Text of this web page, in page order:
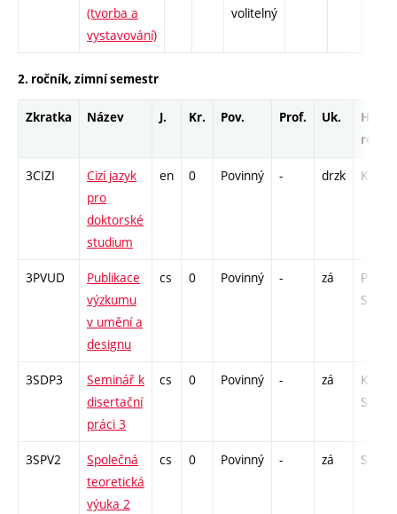
(tvorba a
vystavování)
volitelný
2. ročník, zimní semestr
Zkratka Název J. Kr. Pov. Prof. Uk.
Hod.
3CIZI
Cizí jazyk
pro
doktorské
studium
en 0 Povinný - drzk K - 12
3PVUD
Publikace
výzkumu
v umění a
designu
cs 0 Povinný - zá
P - 6 /
S - 6
3SDP3
Seminář k
disertační
práci 3
cs 0 Povinný - zá
K - 6 /
S - 6
3SPV2
Společná
teoretická
výuka 2
cs 0 Povinný - zá S - 12